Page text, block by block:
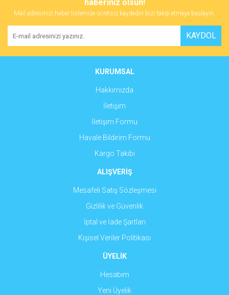
Yorum Yaz
Ürün resmi kalitesiz, bozuk veya görüntülenemiyor.
Ürün açıklamasında eksik bilgiler bulunuyor.
Ürün fiyatı diğer sitelerden daha pahalı.
Gönder
haberiniz olsun!
Mail adresinizi haber listemize ücretsiz kaydedin bizi takip etmeye başlayın.
KAYDOL
KURUMSAL
Hakkımızda
İletişim
İletişim Formu
Havale Bildirim Formu
Kargo Takibi
ALIŞVERİŞ
Mesafeli Satış Sözleşmesi
Gizlilik ve Güvenlik
İptal ve İade Şartları
Kişisel Veriler Politikası
ÜYELİK
Hesabım
Yeni Üyelik